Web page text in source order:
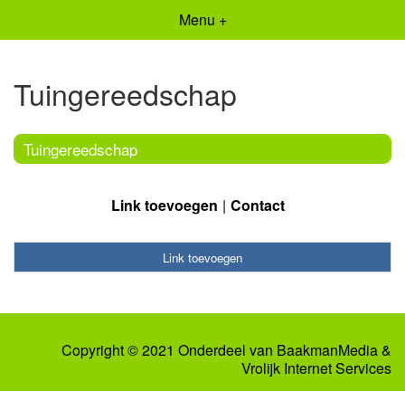
Menu +
Tuingereedschap
Tuingereedschap
Link toevoegen Contact
Link toevoegen
Copyright © 2021 Onderdeel van BaakmanMedia&
Vrolijk Internet Services